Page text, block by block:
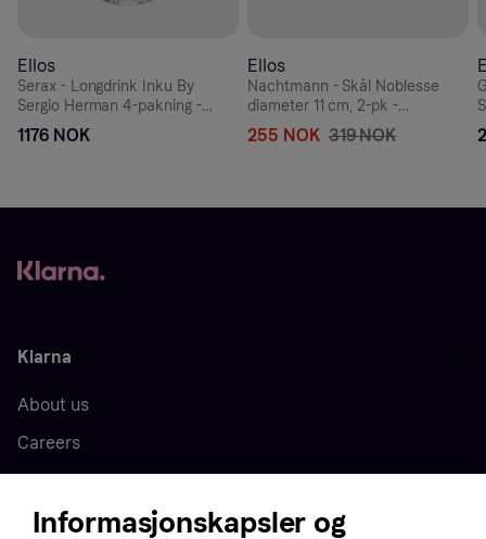
Ellos
Serax - Longdrink Inku By
Sergio Herman 4-pakning -
Transparent
1176 NOK
Ellos
Nachtmann - Skål Noblesse
diameter 11 cm, 2-pk -
Transparent
255 NOK 319 NOK
Klarna
About us
Careers
Press
Informasjonskapsler og